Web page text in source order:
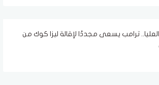
ترامب يسعى مجددًا لإقالة ليزا كوك من